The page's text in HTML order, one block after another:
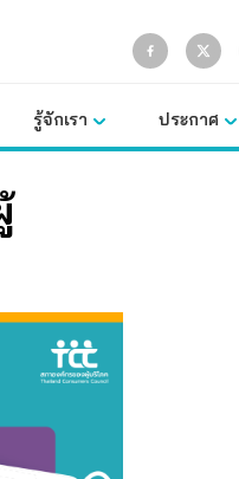
รู้จักเรา ประกาศ